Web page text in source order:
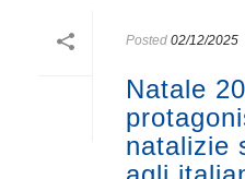
Posted 02/12/2025
Natale
natalizie